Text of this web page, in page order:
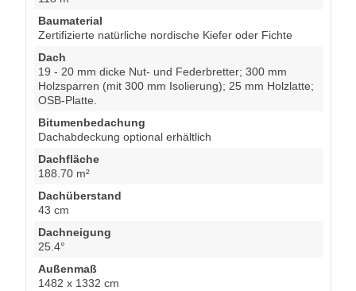
Baumaterial
Zertifizierte natürliche nordische Kiefer oder Fichte
Dach
19 - 20 mm dicke Nut- und Federbretter; 300 mm
Holzsparren (mit 300 mm Isolierung); 25 mm Holzlatte;
OSB-Platte.
Bitumenbedachung
Dachabdeckung optional erhältlich
Dachfläche
188.70 m²
Dachüberstand
43 cm
Dachneigung
25.4°
Außenmaß
1482 x 1332 cm